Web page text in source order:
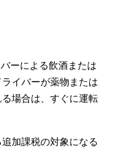
ーによる飲酒または
イバーが薬物または
場合は、すぐに運転
加課税の対象になる